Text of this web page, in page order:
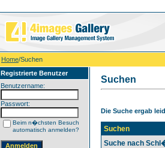
Home/Suchen
Registrierte Benutzer
Benutzername:
Passwort:
Beim n�chsten Besuch
automatisch anmelden?
Suchen
Die Suche ergab
Suchen
Suche nach